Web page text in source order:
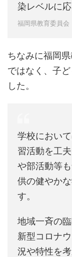
染レベルに
福岡県教育委員会
ちなみに福岡
ではなく、子
した。
学校におい
習活動を工
や部活動等
供の健やか
す。
地域一斉の
新型コロナ
況や特性を